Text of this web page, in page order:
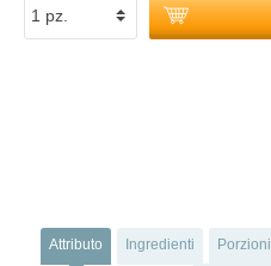
Attributo Ingredienti Porzioni